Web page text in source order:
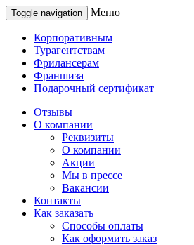
Toggle navigation Меню
Корпоративным
Турагентствам
Фрилансерам
Франшиза
Подарочный сертификат
Отзывы
О компании
Реквизиты
О компании
Акции
Мы в прессе
Вакансии
Контакты
Как заказать
Способы оплаты
Как оформить заказ